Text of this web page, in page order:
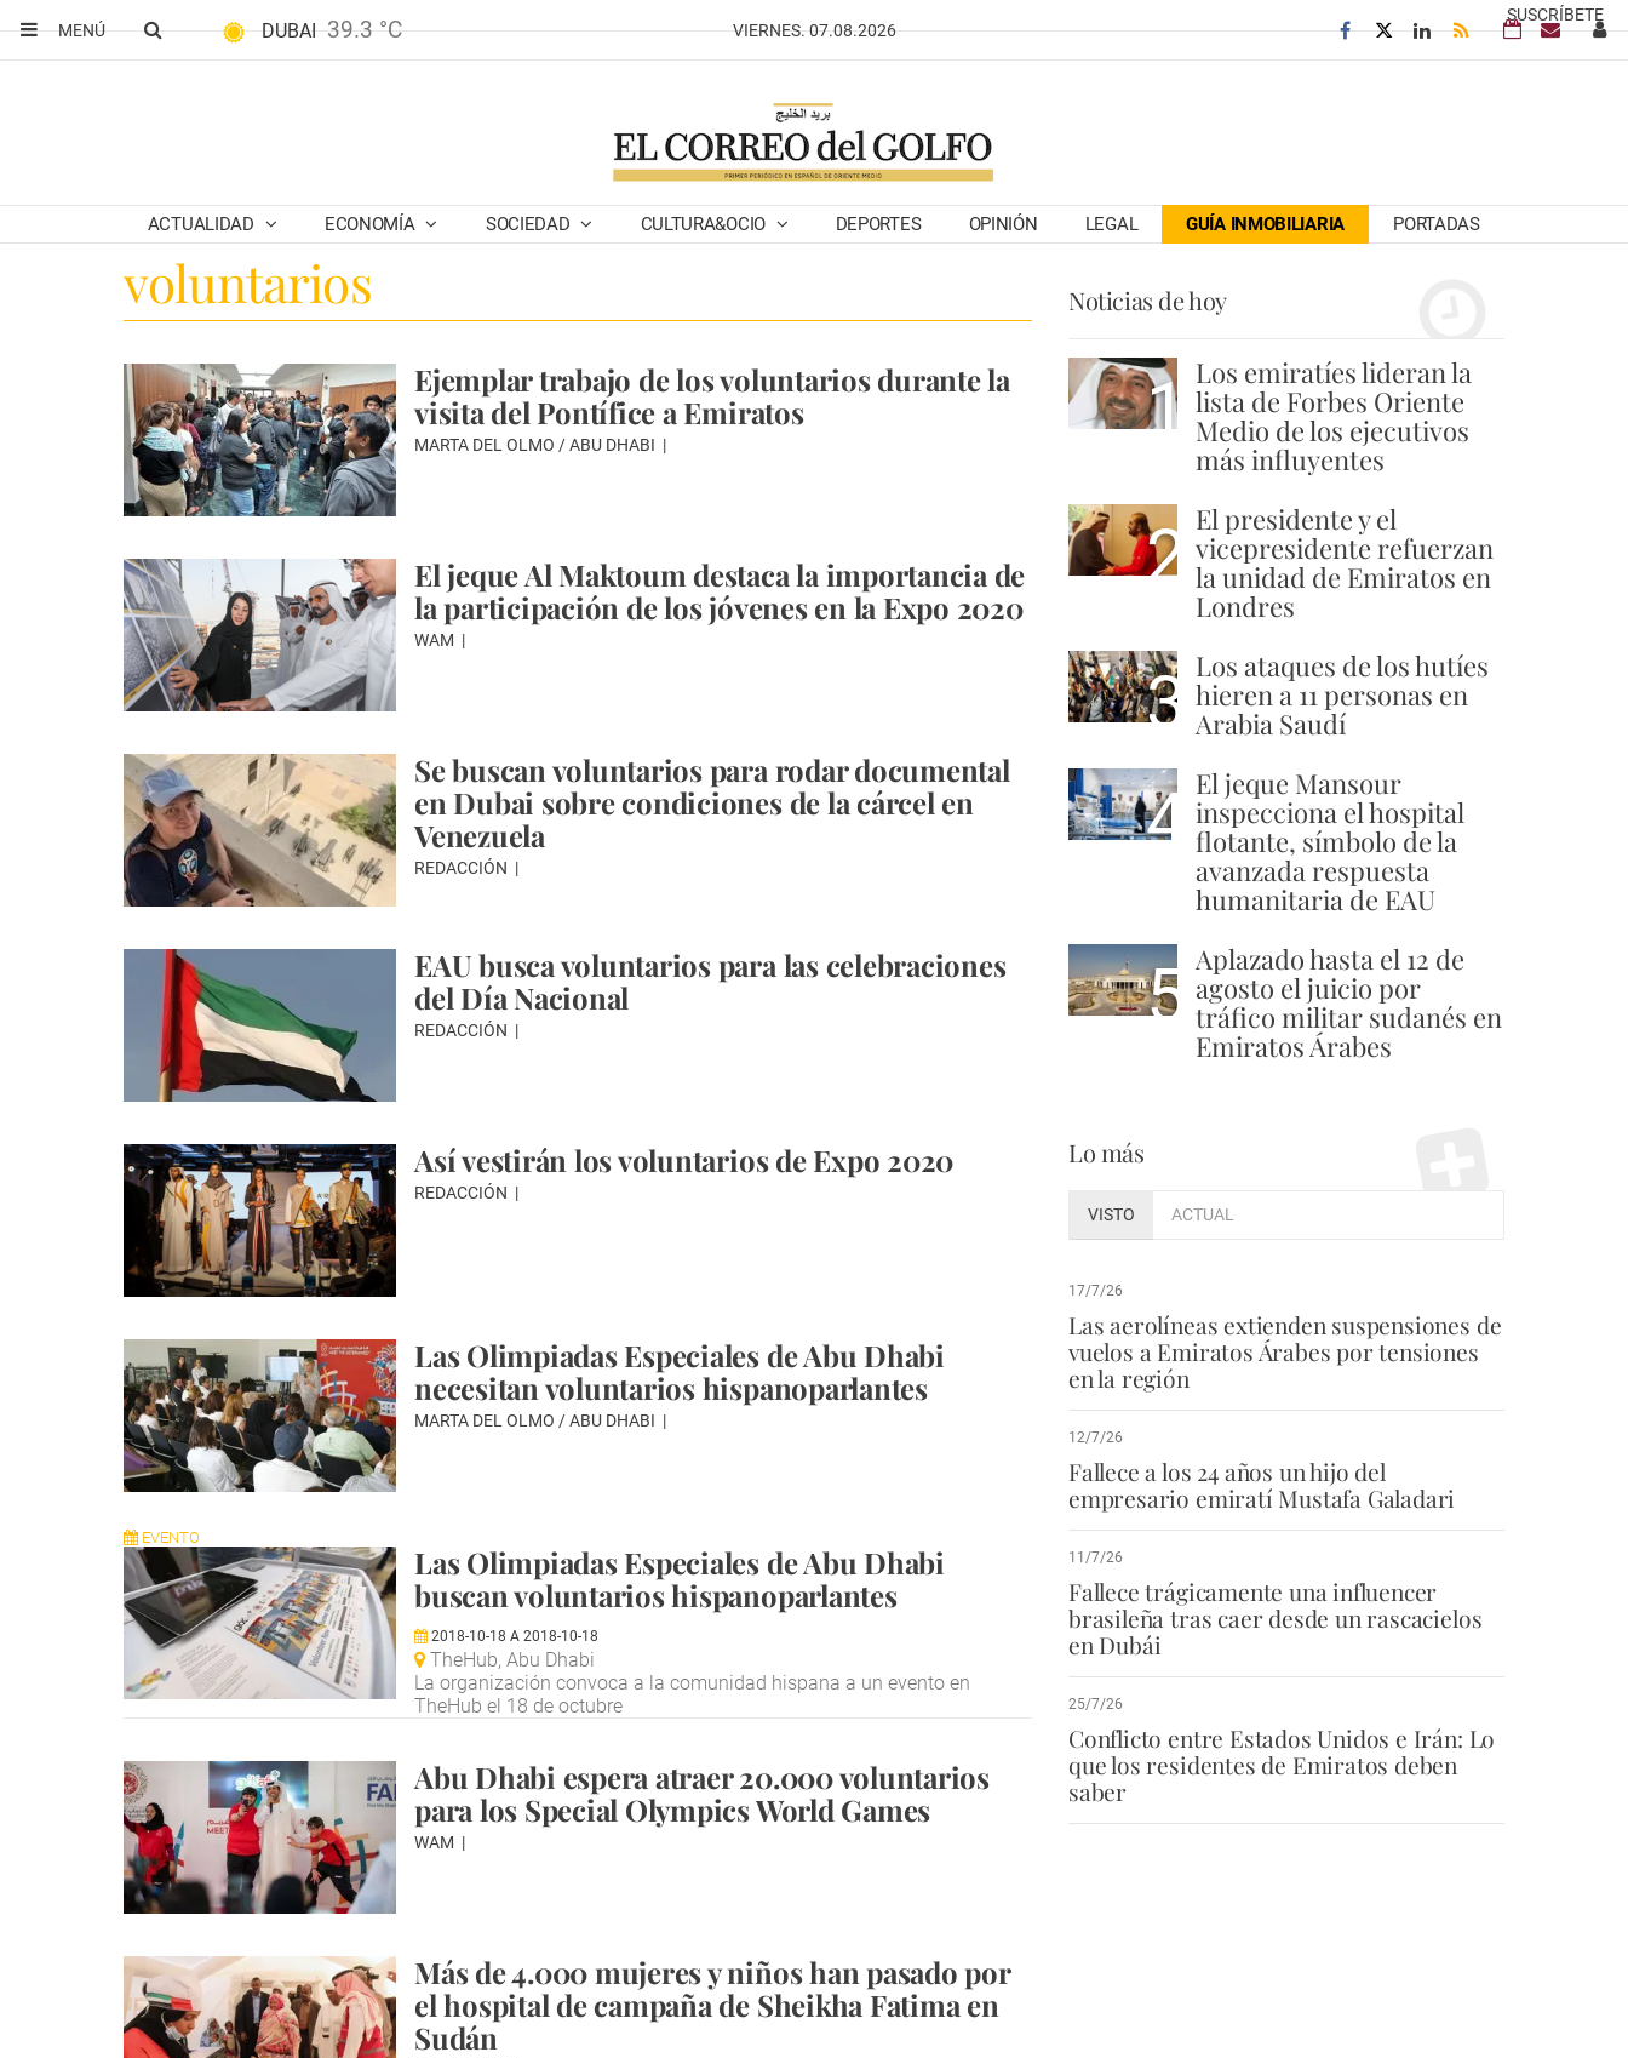
SUSCRÍBETE
MENÚ
DUBAI 39.3 °C VIERNES. 07.08.2026
ACTUALIDAD ECONOMÍA SOCIEDAD CULTURA&OCIO DEPORTES OPINIÓN LEGAL GUÍA INMOBILIARIA PORTADAS
voluntarios
Ejemplar trabajo de los voluntarios durante la
visita del Pontífice a Emiratos
MARTA DEL OLMO / ABU DHABI
El jeque Al Maktoum destaca la importancia de
la participación de los jóvenes en la Expo 2020
WAM
Se buscan voluntarios para rodar documental
en Dubai sobre condiciones de la cárcel en
Venezuela
REDACCIÓN
EAU busca voluntarios para las celebraciones
del Día Nacional
REDACCIÓN
Así vestirán los voluntarios de Expo 2020
REDACCIÓN
Las Olimpiadas Especiales de Abu Dhabi
necesitan voluntarios hispanoparlantes
MARTA DEL OLMO / ABU DHABI
EVENTO
Las Olimpiadas Especiales de Abu Dhabi
buscan voluntarios hispanoparlantes
2018-10-18 A 2018-10-18
TheHub, Abu Dhabi
La organización convoca a la comunidad hispana a un evento en
TheHub el 18 de octubre
Abu Dhabi espera atraer 20.000 voluntarios
para los Special Olympics World Games
WAM
Más de 4.000 mujeres y niños han pasado por
el hospital de campaña de Sheikha Fatima en
Sudán
Noticias de hoy
1 Los emiratíes lideran la
lista de Forbes Oriente
Medio de los ejecutivos
más influyentes
2 El presidente y el
vicepresidente refuerzan
la unidad de Emiratos en
Londres
3 Los ataques de los hutíes
hieren a 11 personas en
Arabia Saudí
4 El jeque Mansour
inspecciona el hospital
flotante, símbolo de la
avanzada respuesta
humanitaria de EAU
5 Aplazado hasta el 12 de
agosto el juicio por
tráfico militar sudanés en
Emiratos Árabes
Lo más
VISTO ACTUAL
17/7/26
Las aerolíneas extienden suspensiones de
vuelos a Emiratos Árabes por tensiones
en la región
12/7/26
Fallece a los 24 años un hijo del
empresario emiratí Mustafa Galadari
11/7/26
Fallece trágicamente una influencer
brasileña tras caer desde un rascacielos
en Dubái
25/7/26
Conflicto entre Estados Unidos e Irán: Lo
que los residentes de Emiratos deben
saber